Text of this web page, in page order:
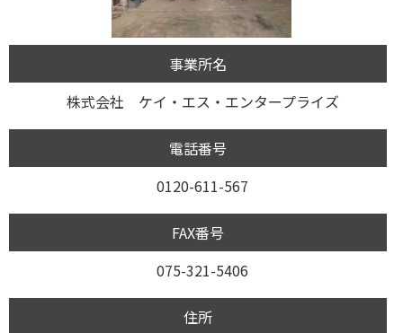
事業所名
株式会社 ケイ・エス・エンタープライズ
電話番号
0120-611-567
FAX番号
075-321-5406
住所